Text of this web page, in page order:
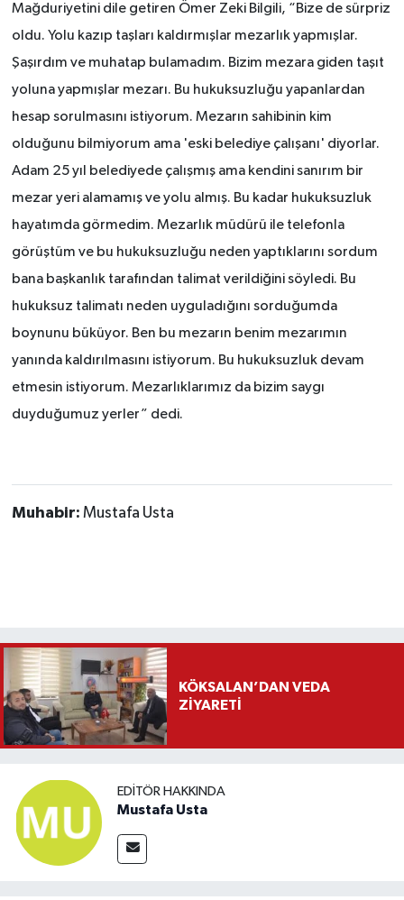
Mağduriyetini dile getiren Ömer Zeki Bilgili, “Bize de sürpriz
oldu. Yolu kazıp taşları kaldırmışlar mezarlık yapmışlar.
Şaşırdım ve muhatap bulamadım. Bizim mezara giden taşıt
yoluna yapmışlar mezarı. Bu hukuksuzluğu yapanlardan
hesap sorulmasını istiyorum. Mezarın sahibinin kim
olduğunu bilmiyorum ama 'eski belediye çalışanı' diyorlar.
Adam 25 yıl belediyede çalışmış ama kendini sanırım bir
mezar yeri alamamış ve yolu almış. Bu kadar hukuksuzluk
hayatımda görmedim. Mezarlık müdürü ile telefonla
görüştüm ve bu hukuksuzluğu neden yaptıklarını sordum
bana başkanlık tarafından talimat verildiğini söyledi. Bu
hukuksuz talimatı neden uyguladığını sorduğumda
boynunu büküyor. Ben bu mezarın benim mezarımın
yanında kaldırılmasını istiyorum. Bu hukuksuzluk devam
etmesin istiyorum. Mezarlıklarımız da bizim saygı
duyduğumuz yerler” dedi.
Muhabir: Mustafa Usta
KÖKSALAN’DAN VEDA
ZİYARETİ
EDITÖR HAKKINDA
Mustafa Usta